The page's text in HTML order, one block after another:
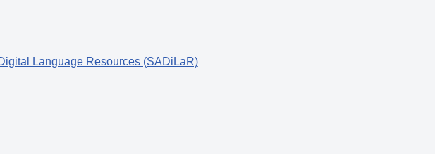
Language Resources (SADiLaR)